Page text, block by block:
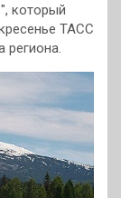
который
ТАСС
региона.